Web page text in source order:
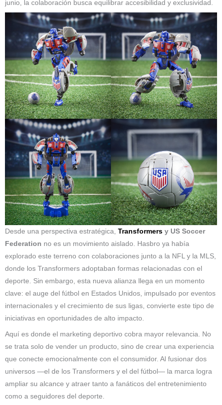
junio, la colaboración busca equilibrar accesibilidad y exclusividad.
Desde una perspectiva estratégica, Transformers y US Soccer
Federation no es un movimiento aislado. Hasbro ya había
explorado este terreno con colaboraciones junto a la NFL y la MLS,
donde los Transformers adoptaban formas relacionadas con el
deporte. Sin embargo, esta nueva alianza llega en un momento
clave: el auge del fútbol en Estados Unidos, impulsado por eventos
internacionales y el crecimiento de sus ligas, convierte este tipo de
iniciativas en oportunidades de alto impacto.
Aquí es donde el marketing deportivo cobra mayor relevancia. No
se trata solo de vender un producto, sino de crear una experiencia
que conecte emocionalmente con el consumidor. Al fusionar dos
universos —el de los Transformers y el del fútbol— la marca logra
ampliar su alcance y atraer tanto a fanáticos del entretenimiento
como a seguidores del deporte.